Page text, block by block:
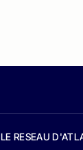
LE RESEAU